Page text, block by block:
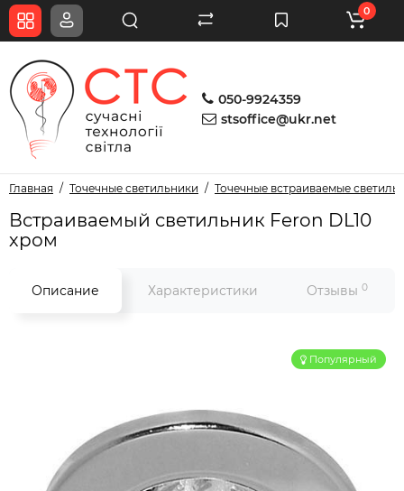
050-9924359
stsoffice@ukr.net
0
Главная Точечные светильники Точечные встраиваемые
Встраиваемый светильник Feron DL10
хром
Описание Характеристики Отзывы 0
Популярный